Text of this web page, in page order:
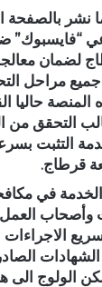
نشر بالصفحة
“فايسبوك”
لضمان
جميع مراحل
حاليا
التحقق من
التثبت
قرطاج.
في
وأصحاب
الاجراءات
الولوج الى